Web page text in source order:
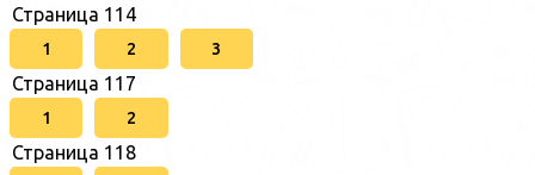
Страница 114
1 2 3
Страница 117
1 2
Страница 118